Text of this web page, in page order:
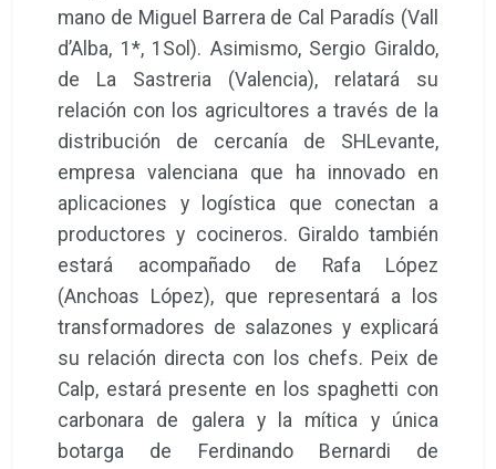
mano de Miguel Barrera de Cal Paradís (Vall
d’Alba, 1*, 1Sol). Asimismo, Sergio Giraldo,
de La Sastreria (Valencia), relatará su
relación con los agricultores a través de la
distribución de cercanía de SHLevante,
empresa valenciana que ha innovado en
aplicaciones y logística que conectan a
productores y cocineros. Giraldo también
estará acompañado de Rafa López
(Anchoas López), que representará a los
transformadores de salazones y explicará
su relación directa con los chefs. Peix de
Calp, estará presente en los spaghetti con
carbonara de galera y la mítica y única
botarga de Ferdinando Bernardi de